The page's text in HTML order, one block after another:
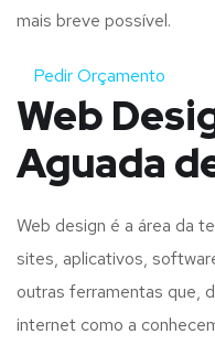
mais breve possível.
Pedir Orçamento
Web
Aguada
Web design é a área da
sites, aplicativos,
outras ferramentas que,
internet como a